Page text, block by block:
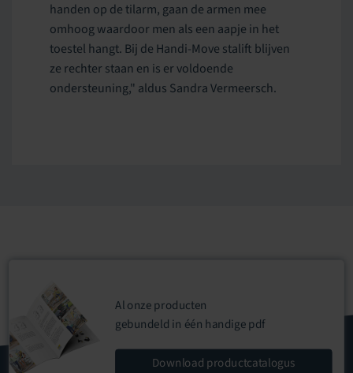
handen op de tilarm, gaan de armen mee
omhoog waardoor men als een aapje in het
toestel hangt. Bij de Handi-Move stalift blijven
ze rechter staan en is er voldoende
ondersteuning," aldus Sandra Vermeersch.
Al onze producten
gebundeld in één handigepdf
Download productcatalogus